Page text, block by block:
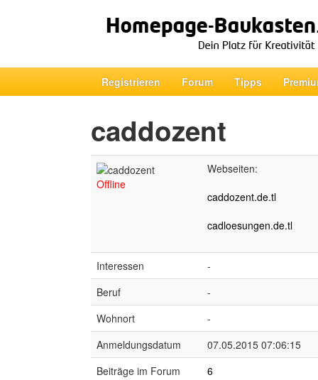
Registrieren Forum Tipps
caddozent
Offline
Webseiten:
caddozent.de.tl
cadloesungen.de.tl
Interessen
-
Beruf
-
Wohnort
-
Anmeldungsdatum
07.05.2015 07:06:15
Beiträge im Forum
6